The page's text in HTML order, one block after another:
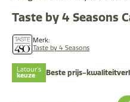
Merk:
Taste by 4 Seasons
Taste by 4 Seasons
Latour's
keuze Beste prijs-